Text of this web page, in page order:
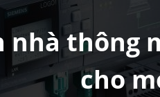
nhà thông
cho